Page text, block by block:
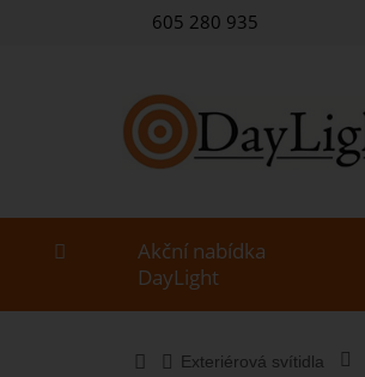
605 280 935
Akční nabídka
DayLight
Exteriérová svítidla